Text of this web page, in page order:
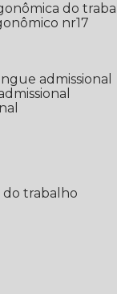
do
nr17
admissional
do trabalho